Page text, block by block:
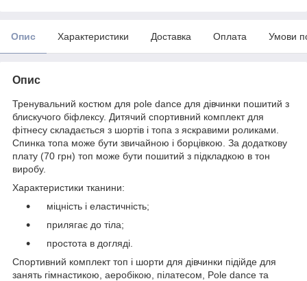
Опис Характеристики Доставка Оплата Умови
Опис
Тренувальний костюм для pole dance для дівчинки пошитий з
блискучого біфлексу. Дитячий спортивний комплект для
фітнесу складається з шортів і топа з яскравими роликами.
Спинка топа може бути звичайною і борцівкою. За додаткову
плату (70 грн) топ може бути пошитий з підкладкою в тон
виробу.
Характеристики тканини:
міцність і еластичність;
прилягає до тіла;
простота в догляді.
Спортивний комплект топ і шорти для дівчинки підійде для
занять гімнастикою, аеробікою, пілатесом, Pole dance та